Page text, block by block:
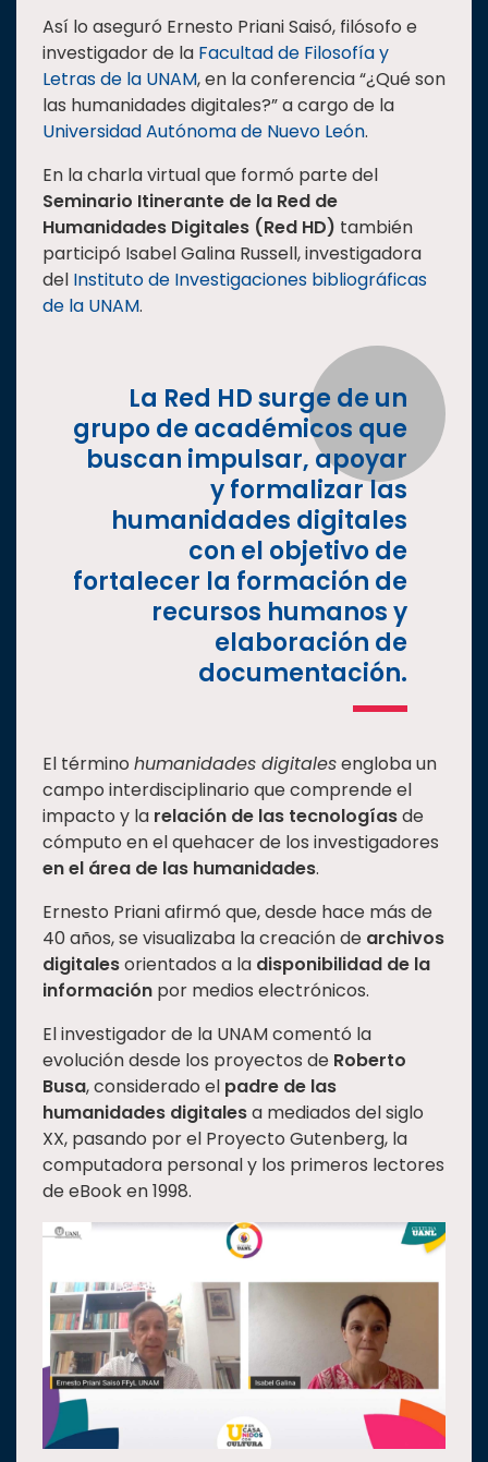
Estudiantes
Rectoría
Investigación
Internacionalización
Responsabilidad
social
Vinculación
Historia
Universiada
Así lo aseguró Ernesto Priani Saisó, filósofo e
investigador de la Facultad de Filosofía y
Letras de la UNAM, en la conferencia “¿Qué son
las humanidades digitales?” a cargo de la
Universidad Autónoma de Nuevo León.
En la charla virtual que formó parte del
Seminario Itinerante de la Red de
Humanidades Digitales (Red HD) también
participó Isabel Galina Russell, investigadora
del Instituto de Investigaciones bibliográficas
de la UNAM.
La Red HD surge de un
grupo de académicos que
buscan impulsar, apoyar
y formalizar las
humanidades digitales
con el objetivo de
fortalecer la formación de
recursos humanos y
elaboración de
documentación.
El término humanidades digitalesengloba un
campo interdisciplinario que comprende el
impacto y la relación de las tecnologíasde
cómputo en el quehacer de los investigadores
en el área de las humanidades.
Ernesto Priani afirmó que, desde hace más de
40 años, se visualizaba la creación de archivos
digitalesorientados a la disponibilidad de la
información por medios electrónicos.
El investigador de la UNAM comentó la
evolución desde los proyectos de Roberto
Busa, considerado el padre de las
humanidades digitalesa mediados del siglo
XX, pasando por el Proyecto Gutenberg, la
computadora personal y los primeros lectores
de eBook en 1998.